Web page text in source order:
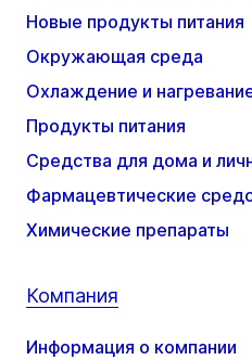
Новые продукты питания
Окружающая среда
Охлаждение и
Продукты питания
Средства для дома и
Фармацевтические
Химические препараты
Компания
Информация о компании